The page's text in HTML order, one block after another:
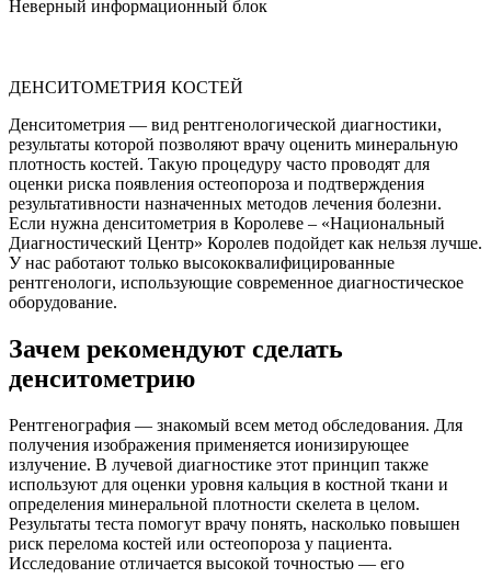
Неверный информационный блок
ДЕНСИТОМЕТРИЯ КОСТЕЙ
Денситометрия — вид рентгенологической диагностики,
результаты которой позволяют врачу оценить минеральную
плотность костей. Такую процедуру часто проводят для
оценки риска появления остеопороза и подтверждения
результативности назначенных методов лечения болезни.
Если нужна денситометрия в Королеве – «Национальный
Диагностический Центр» Королев подойдет как нельзя лучше.
У нас работают только высококвалифицированные
рентгенологи, использующие современное диагностическое
оборудование.
Зачем рекомендуют сделать
денситометрию
Рентгенография — знакомый всем метод обследования. Для
получения изображения применяется ионизирующее
излучение. В лучевой диагностике этот принцип также
используют для оценки уровня кальция в костной ткани и
определения минеральной плотности скелета в целом.
Результаты теста помогут врачу понять, насколько повышен
риск перелома костей или остеопороза у пациента.
Исследование отличается высокой точностью — его